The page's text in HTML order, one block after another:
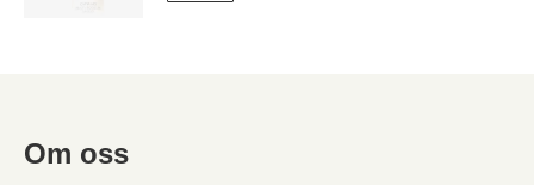
Om oss